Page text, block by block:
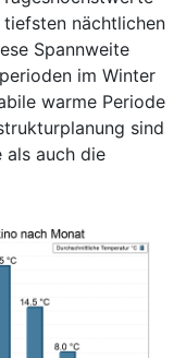
nächtlichen
Spannweite
im Winter
warme Periode
sind
als auch die